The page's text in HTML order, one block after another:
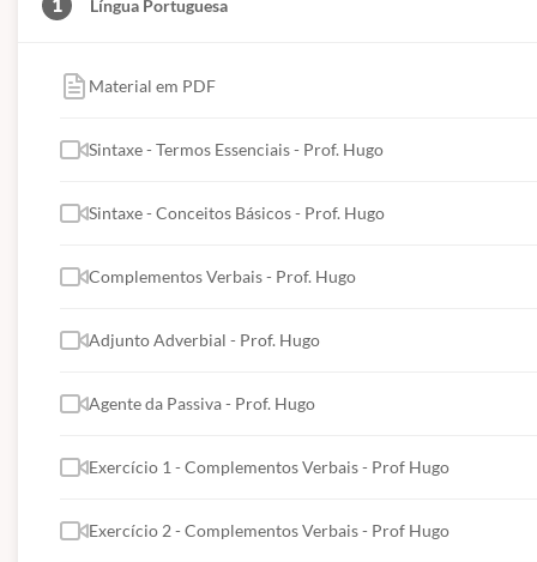
Língua Portuguesa
Material em PDF
Sintaxe - Termos Essenciais - Prof. Hugo
Sintaxe - Conceitos Básicos - Prof. Hugo
Complementos Verbais - Prof. Hugo
Adjunto Adverbial - Prof. Hugo
Agente da Passiva - Prof. Hugo
Exercício 1 - Complementos Verbais - Prof Hugo
Exercício 2 - Complementos Verbais - Prof Hugo